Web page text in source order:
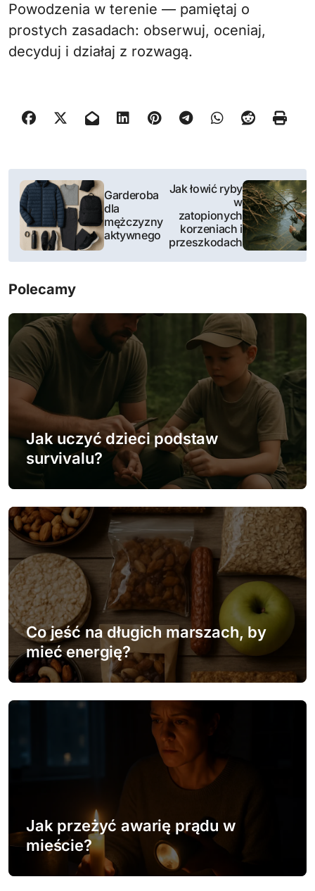
Powodzenia w terenie — pamiętaj o
prostych zasadach: obserwuj, oceniaj,
decyduj i działaj z rozwagą.
N
w
i
g
a
c
j
a
w
i
s
u
Garderoba
dla
mężczyzny
aktywnego
Jak łowić ryby
w
zatopionych
korzeniach i
przeszkodach
Polecamy
Jak uczyć dzieci podstaw
survivalu?
Co jeść na długich marszach, by
mieć energię?
Jak przeżyć awarię prądu w
mieście?